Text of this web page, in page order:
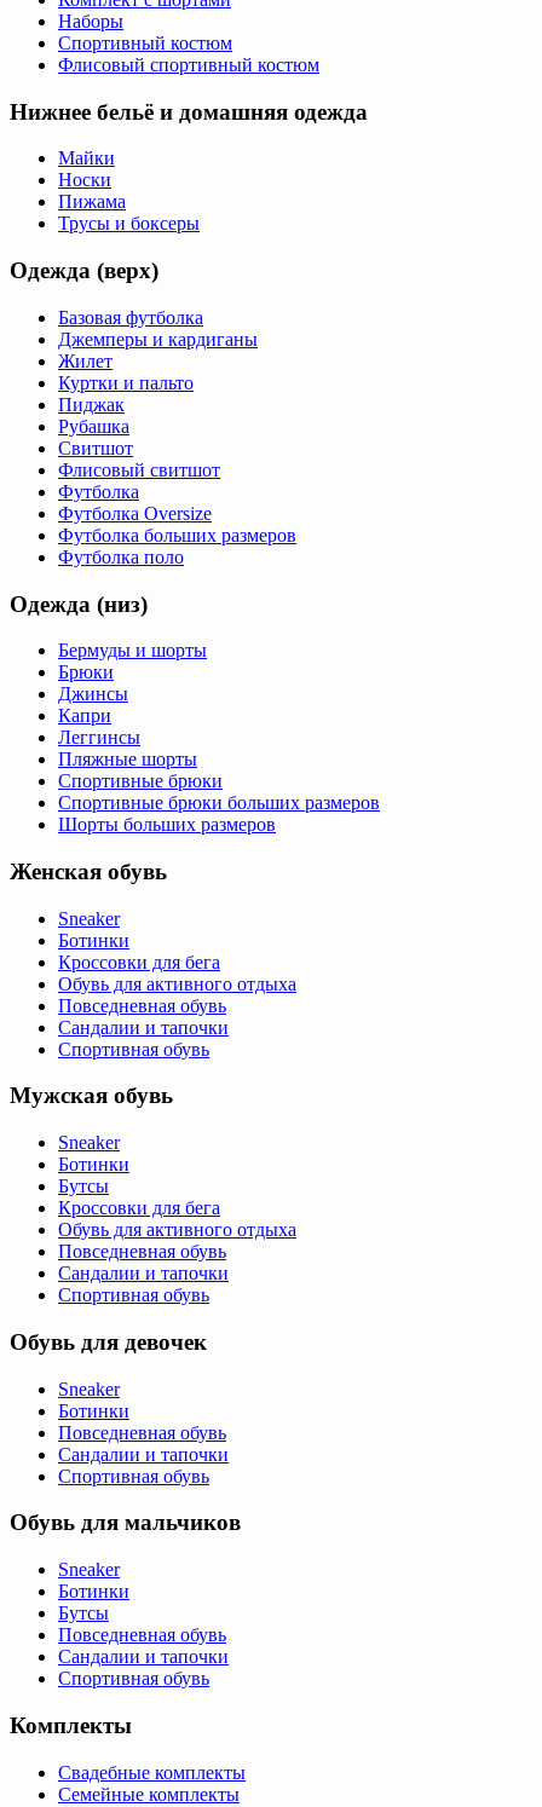
Наборы
Спортивный костюм
Флисовый спортивный костюм
Нижнее бельё и домашняя одежда
Майки
Носки
Пижама
Трусы и боксеры
Одежда (верх)
Базовая футболка
Джемперы и кардиганы
Жилет
Куртки и пальто
Пиджак
Рубашка
Свитшот
Флисовый свитшот
Футболка
Футболка Oversize
Футболка больших размеров
Футболка поло
Одежда (низ)
Бермуды и шорты
Брюки
Джинсы
Капри
Леггинсы
Пляжные шорты
Спортивные брюки
Спортивные брюки больших размеров
Шорты больших размеров
Женская обувь
Sneaker
Ботинки
Кроссовки для бега
Обувь для активного отдыха
Повседневная обувь
Сандалии и тапочки
Спортивная обувь
Мужская обувь
Sneaker
Ботинки
Бутсы
Кроссовки для бега
Обувь для активного отдыха
Повседневная обувь
Сандалии и тапочки
Спортивная обувь
Обувь для девочек
Sneaker
Ботинки
Повседневная обувь
Сандалии и тапочки
Спортивная обувь
Обувь для мальчиков
Sneaker
Ботинки
Бутсы
Повседневная обувь
Сандалии и тапочки
Спортивная обувь
Комплекты
Свадебные комплекты
Семейные комплекты